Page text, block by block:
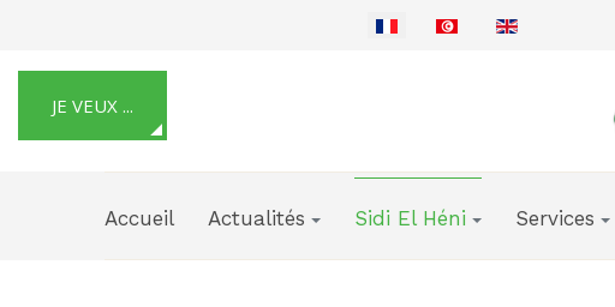
JE VEUX ...
Accueil Actualités Sidi El Héni Services